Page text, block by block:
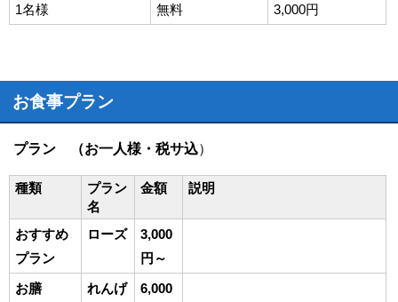
1名様
無料 3,000円
お食事プラン
プラン （お一人様・税サ込）
種類
プラン
名
金額 説明
おすすめ
プラン
ローズ
3,000
円～
お膳
れんげ
6,000